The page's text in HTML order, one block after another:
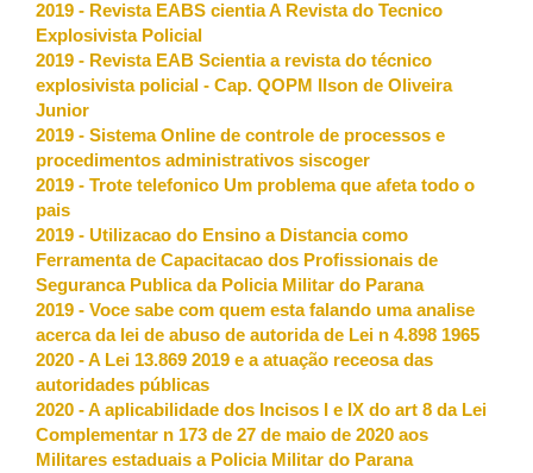
2019 - Revista EABS cientia A Revista do Tecnico
Explosivista Policial
2019 - Revista EAB Scientia a revista do técnico
explosivista policial - Cap. QOPM Ilson de Oliveira
Junior
2019 - Sistema Online de controle de processos e
procedimentos administrativos siscoger
2019 - Trote telefonico Um problema que afeta todo o
pais
2019 - Utilizacao do Ensino a Distancia como
Ferramenta de Capacitacao dos Profissionais de
Seguranca Publica da Policia Militar do Parana
2019 - Voce sabe com quem esta falando uma analise
acerca da lei de abuso de autorida de Lei n 4.898 1965
2020 - A Lei 13.869 2019 e a atuação receosa das
autoridades públicas
2020 - A aplicabilidade dos Incisos I e IX do art 8 da Lei
Complementar n 173 de 27 de maio de 2020 aos
Militares estaduais a Policia Militar do Parana